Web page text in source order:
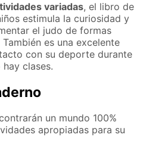
variadas, el libro de
estimula la curiosidad y
el judo de formas
es una excelente
con su deporte durante
clases.
un mundo 100%
apropiadas para su